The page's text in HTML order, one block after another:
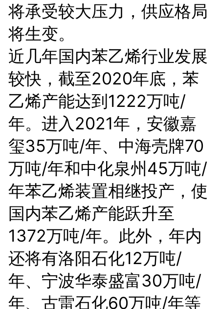
将承受较大压力，供应格局
将生变。
近几年国内苯乙烯行业发展
较快，截至2020年底，苯
乙烯产能达到1222万吨/
年。进入2021年，安徽嘉
玺35万吨/年、中海壳牌70
万吨/年和中化泉州45万吨/
年苯乙烯装置相继投产，使
国内苯乙烯产能跃升至
1372万吨/年。此外，年内
还将有洛阳石化12万吨/
年、宁波华泰盛富30万吨/
年、古雷石化60万吨/年等